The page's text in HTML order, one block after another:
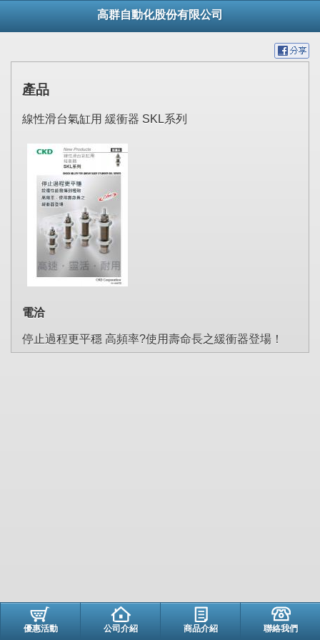
高群自動化股份有限公司
產品
線性滑台氣缸用 緩衝器 SKL系列
電洽
停止過程更平穩 高頻率?使用壽命長之緩衝器登場！
優惠活動 公司介紹 商品介紹 聯絡我們